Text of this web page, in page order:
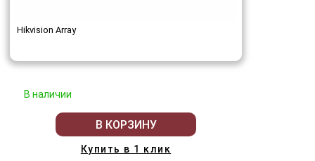
Hikvision Array
В наличии
В КОРЗИНУ
Купить в 1 клик